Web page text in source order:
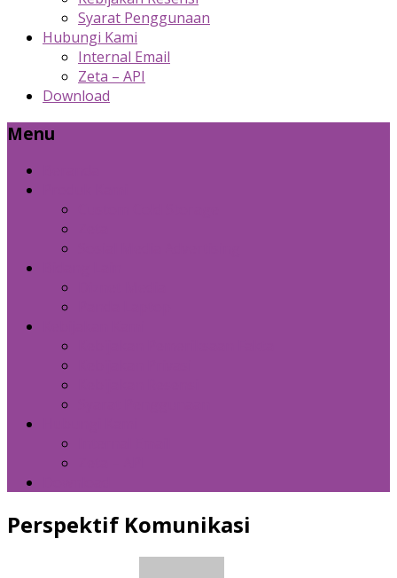
Syarat Penggunaan
Hubungi Kami
Internal Email
Zeta – API
Download
Menu
Perspektif Komunikasi